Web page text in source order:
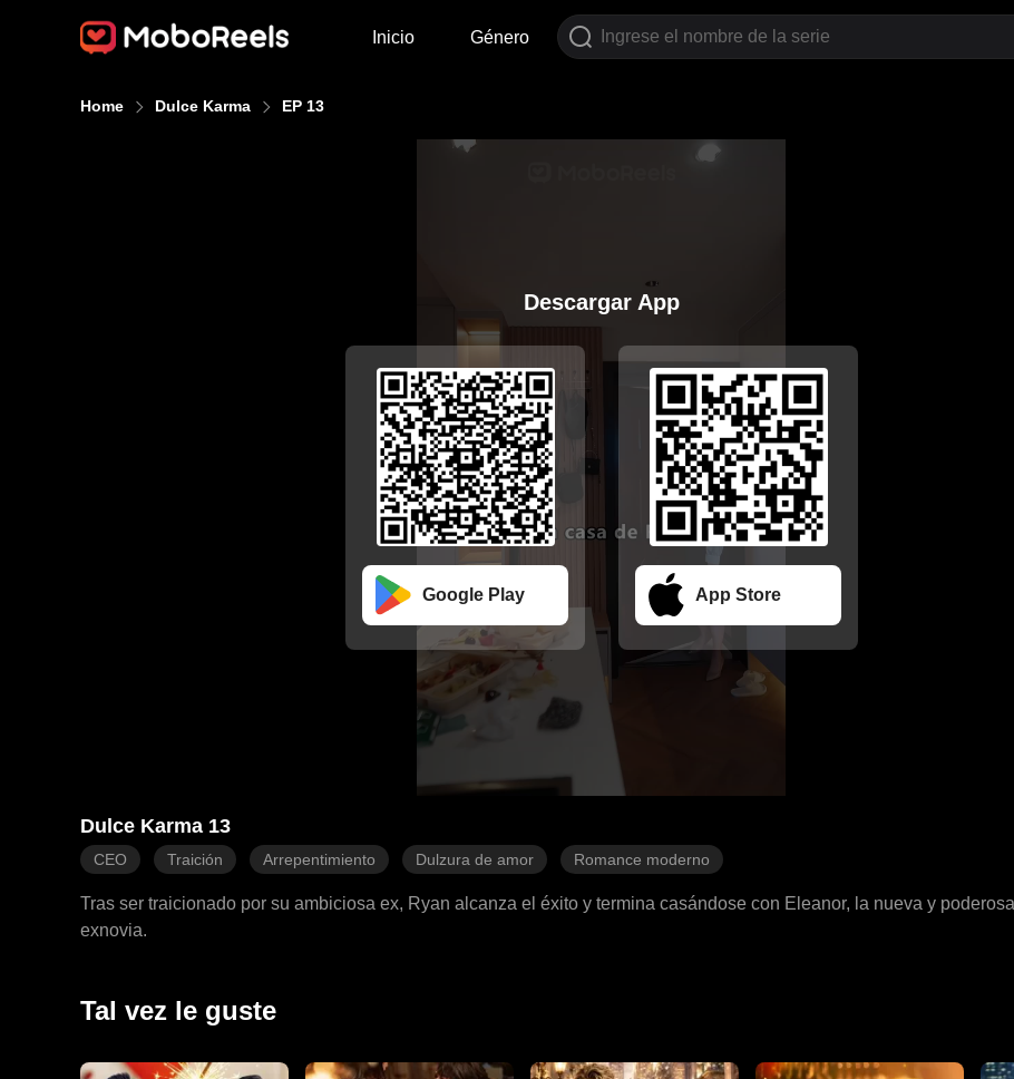
Inicio Género
Home Dulce Karma EP 13
Descargar App
Google Play App Store
Dulce Karma 13
CEO Traición Arrepentimiento Dulzura de amor Romance moderno
Tras ser traicionado por su ambiciosa ex, Ryan alcanza el éxito y termina casándose con Eleanor, la nueva y
exnovia.
Tal vez le guste